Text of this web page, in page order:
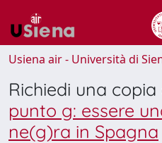
Usiena air - Università di
Richiedi una
punto g: essere
ne(g)ra in Spagna